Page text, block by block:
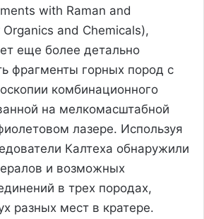
with Raman and
and Chemicals),
еще более детально
фрагменты горных пород с
комбинационного
на мелкомасштабной
лазере. Используя
Калтеха обнаружили
и возможных
в трех породах,
разных мест в кратере.